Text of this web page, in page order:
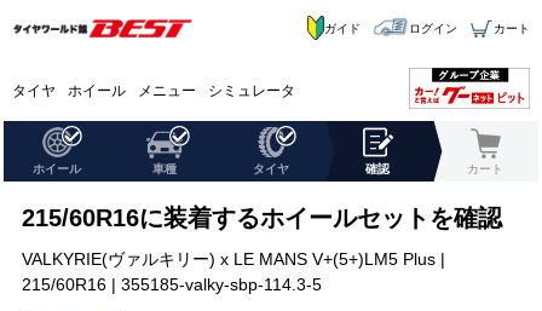
タイヤ ホイール メニュー シミュレータ
ガイド ログイン カート
ホイール 車種 タイヤ 確認 カート
215/60R16に装着するホイールセットを確認
VALKYRIE(ヴァルキリー) x LE MANS V+(5+)LM5 Plus |
215/60R16 | 355185-valky-sbp-114.3-5